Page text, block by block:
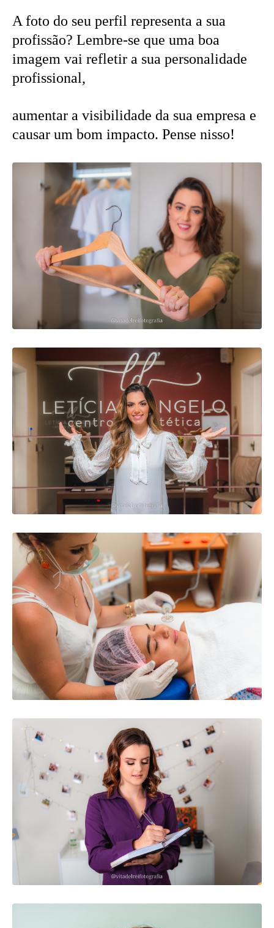
A foto do seu perfil representa a sua
profissão? Lembre-se que uma boa
imagem vai refletir a sua personalidade
profissional,
aumentar a visibilidade da sua empresa e
causar um bom impacto. Pense nisso!